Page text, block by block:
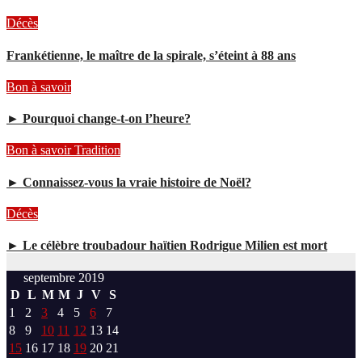
Décès
Frankétienne, le maître de la spirale, s’éteint à 88 ans
Bon à savoir
► Pourquoi change-t-on l’heure?
Bon à savoirTradition
► Connaissez-vous la vraie histoire de Noël?
Décès
► Le célèbre troubadour haïtien Rodrigue Milien est mort
septembre 2019
D L M M J V S
1
2 3 4 5 6
7
8
9 10 11 12 13 14
15 16 17 18 19 20 21